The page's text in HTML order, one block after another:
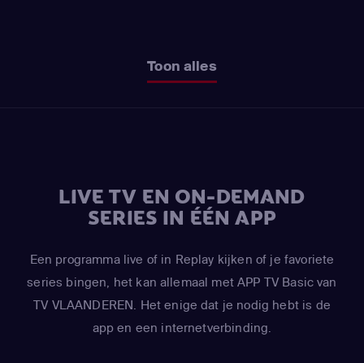
Toon alles
LIVE TV EN ON-DEMAND
SERIES IN ÉÉN APP
Een programma live of in Replay kijken of je favoriete
series bingen, het kan allemaal met APP TV Basic van
TV VLAANDEREN. Het enige dat je nodig hebt is de
app en een internetverbinding.